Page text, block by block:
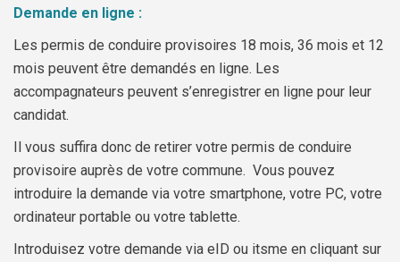
Demande en ligne :
Les permis de conduire provisoires 18 mois, 36 mois et 12
mois peuvent être demandés en ligne. Les
accompagnateurs peuvent s’enregistrer en ligne pour leur
candidat.
Il vous suffira donc de retirer votre permis de conduire
provisoire auprès de votre commune. Vous pouvez
introduire la demande via votre smartphone, votre PC, votre
ordinateur portable ou votre tablette.
Introduisez votre demande via eID ou itsme en cliquant sur